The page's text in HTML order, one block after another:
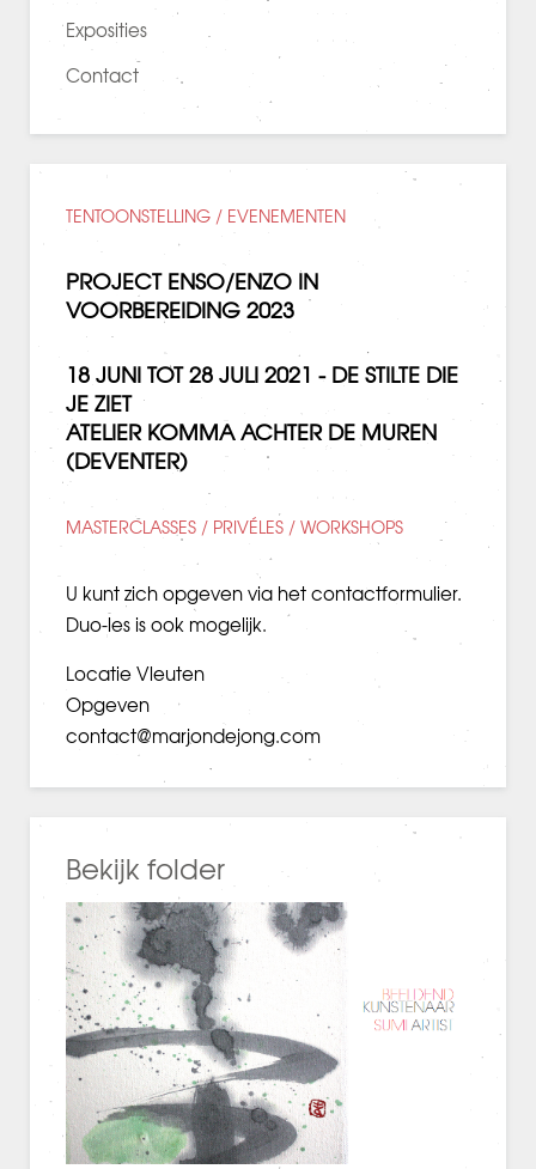
Exposities
Contact
TENTOONSTELLING / EVENEMENTEN
PROJECT ENSO/ENZO IN
VOORBEREIDING 2023
18 JUNI TOT 28 JULI 2021 - DE STILTE DIE
JE ZIET
ATELIER KOMMA ACHTER DE MUREN
(DEVENTER)
MASTERCLASSES / PRIVÉLES / WORKSHOPS
U kunt zich opgeven via hetcontactformulier.
Duo-les is ook mogelijk.
Locatie Vleuten
Opgeven
contact@marjondejong.com
Bekijk folder